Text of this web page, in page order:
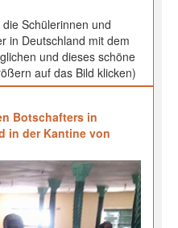
Schülerinnen und
in Deutschland mit dem
und dieses schöne
auf das Bild klicken)
Botschafters in
in der Kantine von